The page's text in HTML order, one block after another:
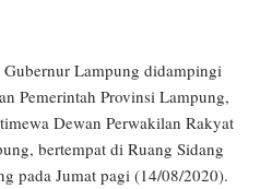
Lampung didampingi
Pemerintah Provinsi Lampung,
Dewan Perwakilan Rakyat
bertempat di Ruang Sidang
pada Jumat pagi (14/08/2020).